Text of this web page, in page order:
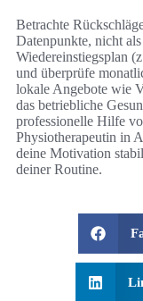
Betrachte
Datenpunkte, nicht
Wiedereinstiegsplan
und überprüfe
lokale Angebote wie
das betriebliche
professionelle Hilfe
Physiotherapeutin in
deine Motivation
deiner Routine.